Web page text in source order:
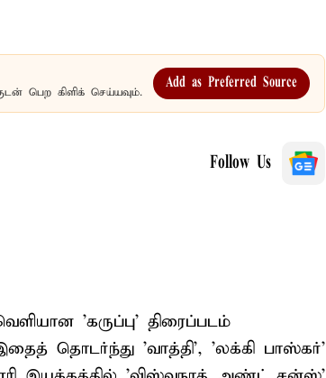
பெற கிளிக் செய்யவும்.
Add as Preferred Source
Follow Us
'கருப்பு' திரைப்படம்
தொடர்ந்து 'வாத்தி', 'லக்கி பாஸ்கர்'